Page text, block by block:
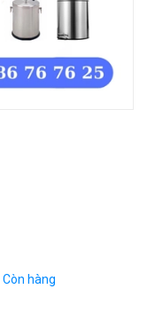
Còn hàng